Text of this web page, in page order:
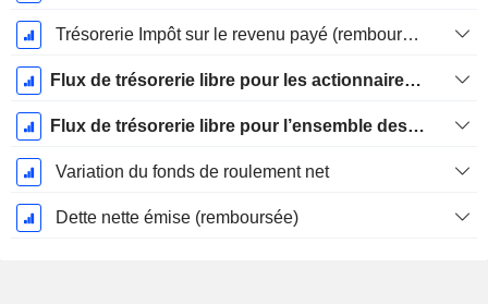
Trésorerie Impôt sur le revenu payé (remboursement)Impôt effectivement payé (remboursé) sur l’exercice
Flux de trésorerie libre pour les actionnaires FCFE
Flux de trésorerie libre pour l’ensemble des pourvoyeurs de fonds (créanciers et actionnaires) FCFF
Variation du fonds de roulement net
Dette nette émise (remboursée)